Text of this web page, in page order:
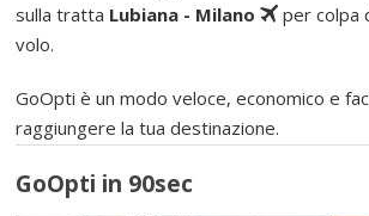
sulla tratta Lubiana - Milano
per colpa
volo.
GoOpti è un modo veloce, economico e
raggiungere la tua destinazione.
GoOpti in 90sec